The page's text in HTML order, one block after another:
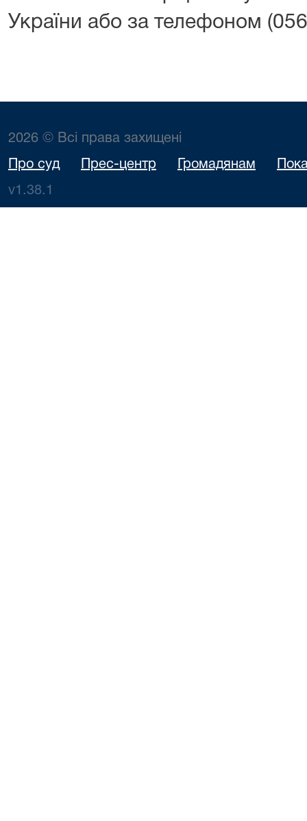
України або за телефоном
2026 © Всі права захищені
Про суд Прес-центр Громадянам
v1.38.1